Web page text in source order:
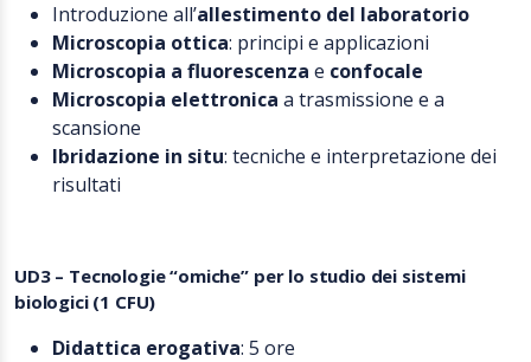
Introduzione all’allestimento del laboratorio
Microscopia ottica: principi e applicazioni
Microscopia a fluorescenza e confocale
Microscopia elettronica a trasmissione e a
scansione
Ibridazione in situ: tecniche e interpretazione dei
risultati
UD3 – Tecnologie “omiche” per lo studio dei sistemi
biologici (1 CFU)
Didattica erogativa: 5 ore